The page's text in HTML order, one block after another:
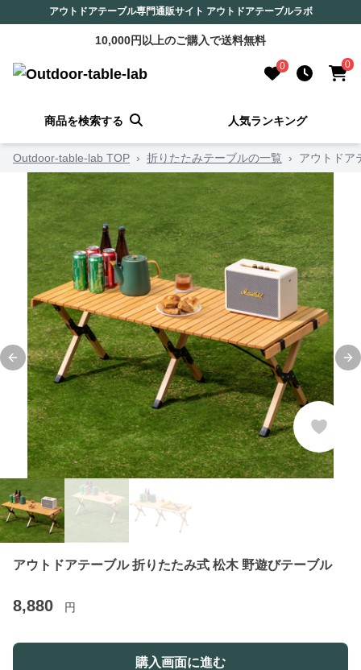
アウトドアテーブル専門通販サイト アウトドアテーブルラボ
10,000円以上のご購入で送料無料
0 0
商品を検索する 人気ランキング
Outdoor-table-lab TOP › 折りたたみテーブルの一覧 › アウトドア
Previous slide
アウトドアテーブル 折りたたみ式 松木 野遊びテーブル
8,880 円
購入画面に進む